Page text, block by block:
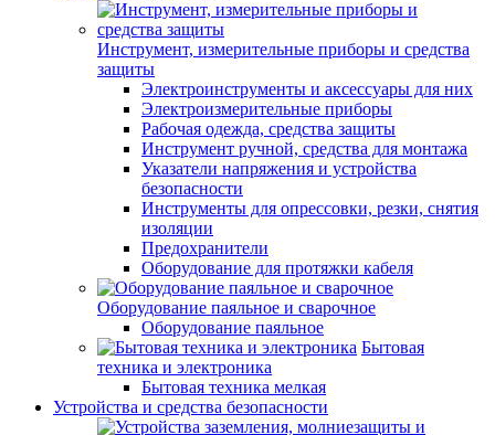
Инструмент, измерительные приборы и средства
защиты
Электроинструменты и аксессуары для них
Электроизмерительные приборы
Рабочая одежда, средства защиты
Инструмент ручной, средства для монтажа
Указатели напряжения и устройства
безопасности
Инструменты для опрессовки, резки, снятия
изоляции
Предохранители
Оборудование для протяжки кабеля
Оборудование паяльное и сварочное
Оборудование паяльное
Бытовая
техника и электроника
Бытовая техника мелкая
Устройства и средства безопасности